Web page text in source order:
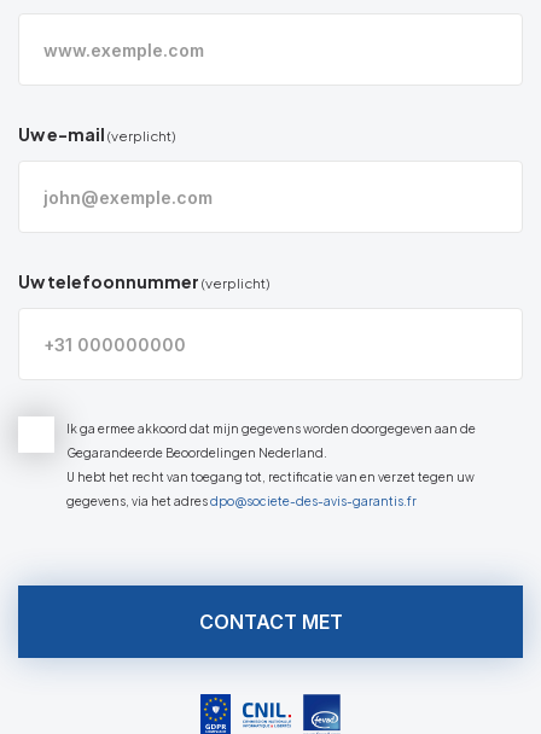
Uw e-mail (verplicht)
Uw telefoonnummer (verplicht)
Ik ga ermee akkoord dat mijn gegevens worden doorgegeven aan de
Gegarandeerde Beoordelingen Nederland.
U hebt het recht van toegang tot, rectificatie van en verzet tegen uw
gegevens, via het adresdpo@societe-des-avis-garantis.fr
CONTACT MET